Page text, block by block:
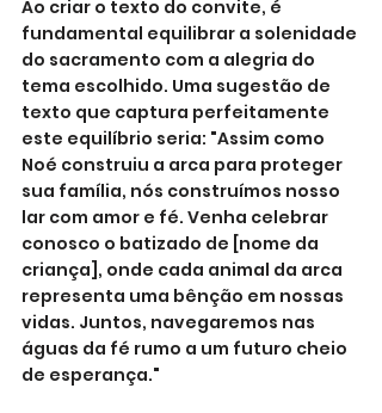
Ao criar o texto do convite, é
fundamental equilibrar a solenidade
do sacramento com a alegria do
tema escolhido. Uma sugestão de
texto que captura perfeitamente
este equilíbrio seria: "Assim como
Noé construiu a arca para proteger
sua família, nós construímos nosso
lar com amor e fé. Venha celebrar
conosco o batizado de [nome da
criança], onde cada animal da arca
representa uma bênção em nossas
vidas. Juntos, navegaremos nas
águas da fé rumo a um futuro cheio
de esperança."